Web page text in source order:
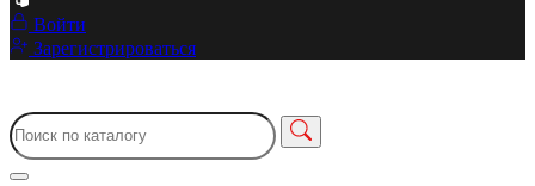
Войти
Зарегистрироваться